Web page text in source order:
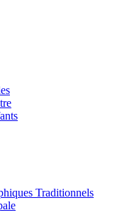
Traditionnels